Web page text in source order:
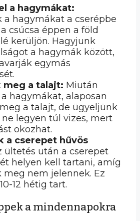
a hagymákat:
a hagymákat a cserépbe
csúcsa éppen a föld
kerüljön. Hagyjunk
a hagymák között,
egymás
meg a talajt: Miután
hagymákat, alaposan
a talajt, de ügyeljünk
ne legyen túl vizes, mert
okozhat.
a cserepet hűvös
ültetés után a cserepet
helyen kell tartani, amíg
meg nem jelennek. Ez
12 hétig tart.
a mindennapokra